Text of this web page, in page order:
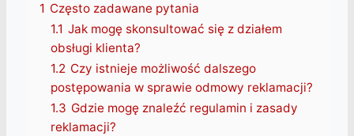
1 Często zadawane pytania
1.1 Jak mogę skonsultować się z działem
obsługi klienta?
1.2 Czy istnieje możliwość dalszego
postępowania w sprawie odmowy reklamacji?
1.3 Gdzie mogę znaleźć regulamin i zasady
reklamacji?